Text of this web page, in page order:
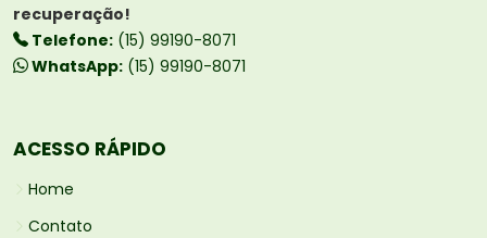
recuperação!
Telefone: (15) 99190-8071
WhatsApp: (15) 99190-8071
ACESSO RÁPIDO
Home
Contato